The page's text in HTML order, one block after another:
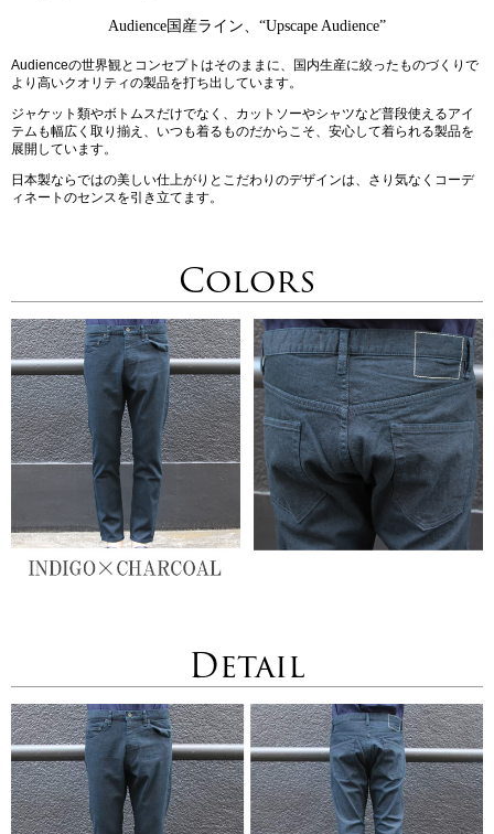
Audience国産ライン、“Upscape Audience”
Audienceの世界観とコンセプトはそのままに、国内生産に絞ったものづくりで
より高いクオリティの製品を打ち出しています。
ジャケット類やボトムスだけでなく、カットソーやシャツなど普段使えるアイ
テムも幅広く取り揃え、いつも着るものだからこそ、安心して着られる製品を
展開しています。
日本製ならではの美しい仕上がりとこだわりのデザインは、さり気なくコーデ
ィネートのセンスを引き立てます。
Colors
Detail